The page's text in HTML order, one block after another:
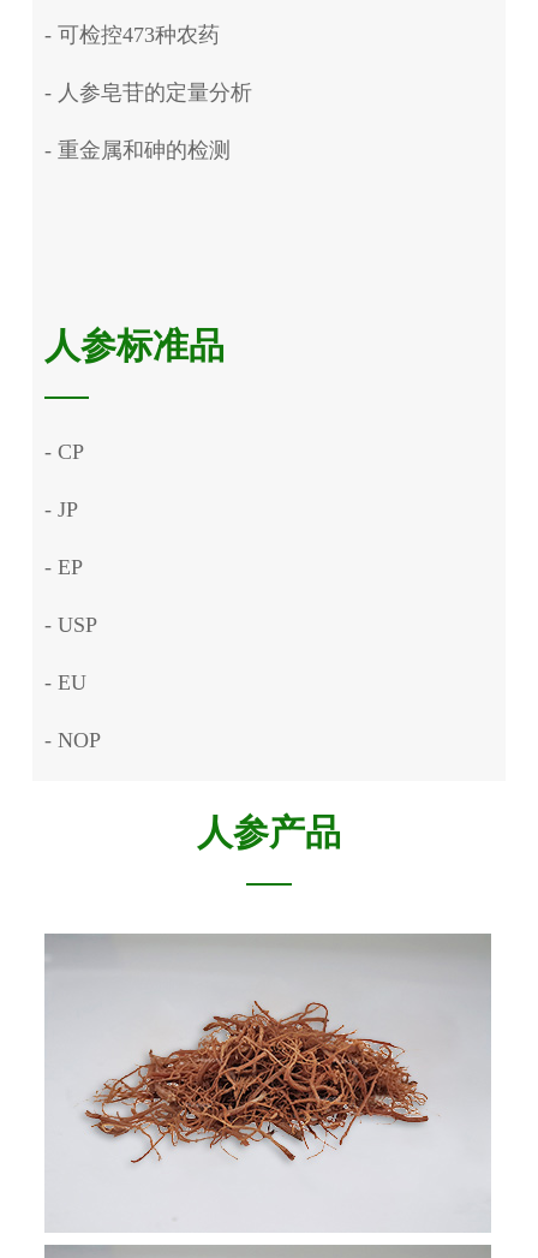
- 可检控473种农药
- 人参皂苷的定量分析
- 重金属和砷的检测
人参标准品
- CP
- JP
- EP
- USP
- EU
- NOP
人参产品